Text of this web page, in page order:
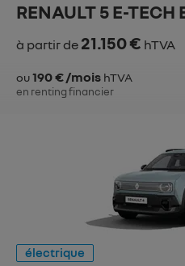
RENAULT 5 E-TECH
à partir de 21.150 € hTVA
ou190 € /mois hTVA
en renting financier
électrique